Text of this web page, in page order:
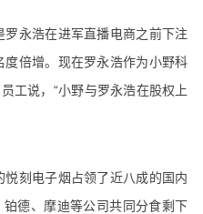
永浩在进军直播电商之前下注
倍增。现在罗永浩作为小野科
工说，“小野与罗永浩在股权上
刻电子烟占领了近八成的国内
德、摩迪等公司共同分食剩下